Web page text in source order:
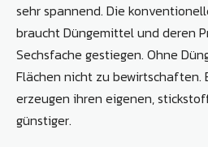
sehr spannend. Die
braucht Düngemittel und deren
Sechsfache gestiegen. Ohne
Flächen nicht zu bewirtschaften.
erzeugen ihren eigenen,
günstiger.